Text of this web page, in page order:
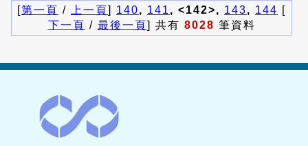
[第一頁 / 上一頁] 140, 141 , <142>, 143, 144 [
下一頁 / 最後一頁] 共有 8028 筆資料